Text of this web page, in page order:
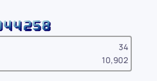
34
10,902